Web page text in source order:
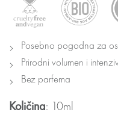
Posebno pogodna za
Prirodni volumen i
Bez parfema
Količina: 10ml